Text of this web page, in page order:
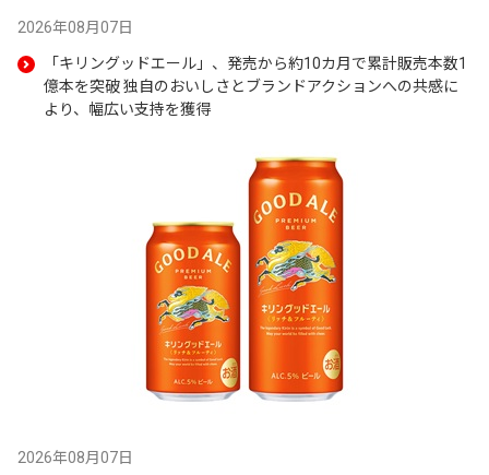
2026年08月07日
「キリングッドエール」、発売から約10カ月で累計販売本数1
億本を突破 独自のおいしさとブランドアクションへの共感に
より、幅広い支持を獲得
2026年08月07日